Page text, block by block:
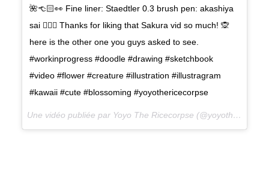
🌺👈🏻👀 Fine liner: Staedtler 0.3 brush pen: akashiya
sai 👈🏻✨ Thanks for liking that Sakura vid so much! 🙊
here is the other one you guys asked to see.
#workinprogress #doodle #drawing #sketchbook
#video #flower #creature #illustration #illustragram
#kawaii #cute #blossoming #yoyothericecorpse
Une vidéo publiée par Yoyo The Ricecorpse (@yoyothericecorpse) le